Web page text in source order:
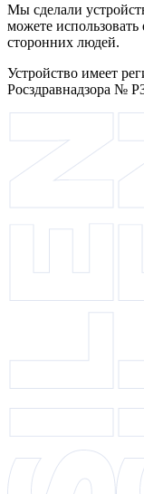
Мы сделали
можете использовать
сторонних людей.
Устройство имеет
Росздравнадзора №